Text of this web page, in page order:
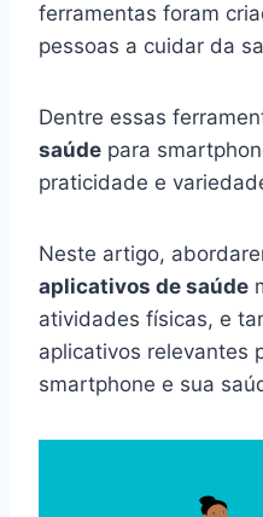
ferramentas foram
pessoas a cuidar da
Dentre essas
saúde para
praticidade e
Neste artigo,
aplicativos de saúde
atividades físicas, e
aplicativos relevantes
smartphone e sua